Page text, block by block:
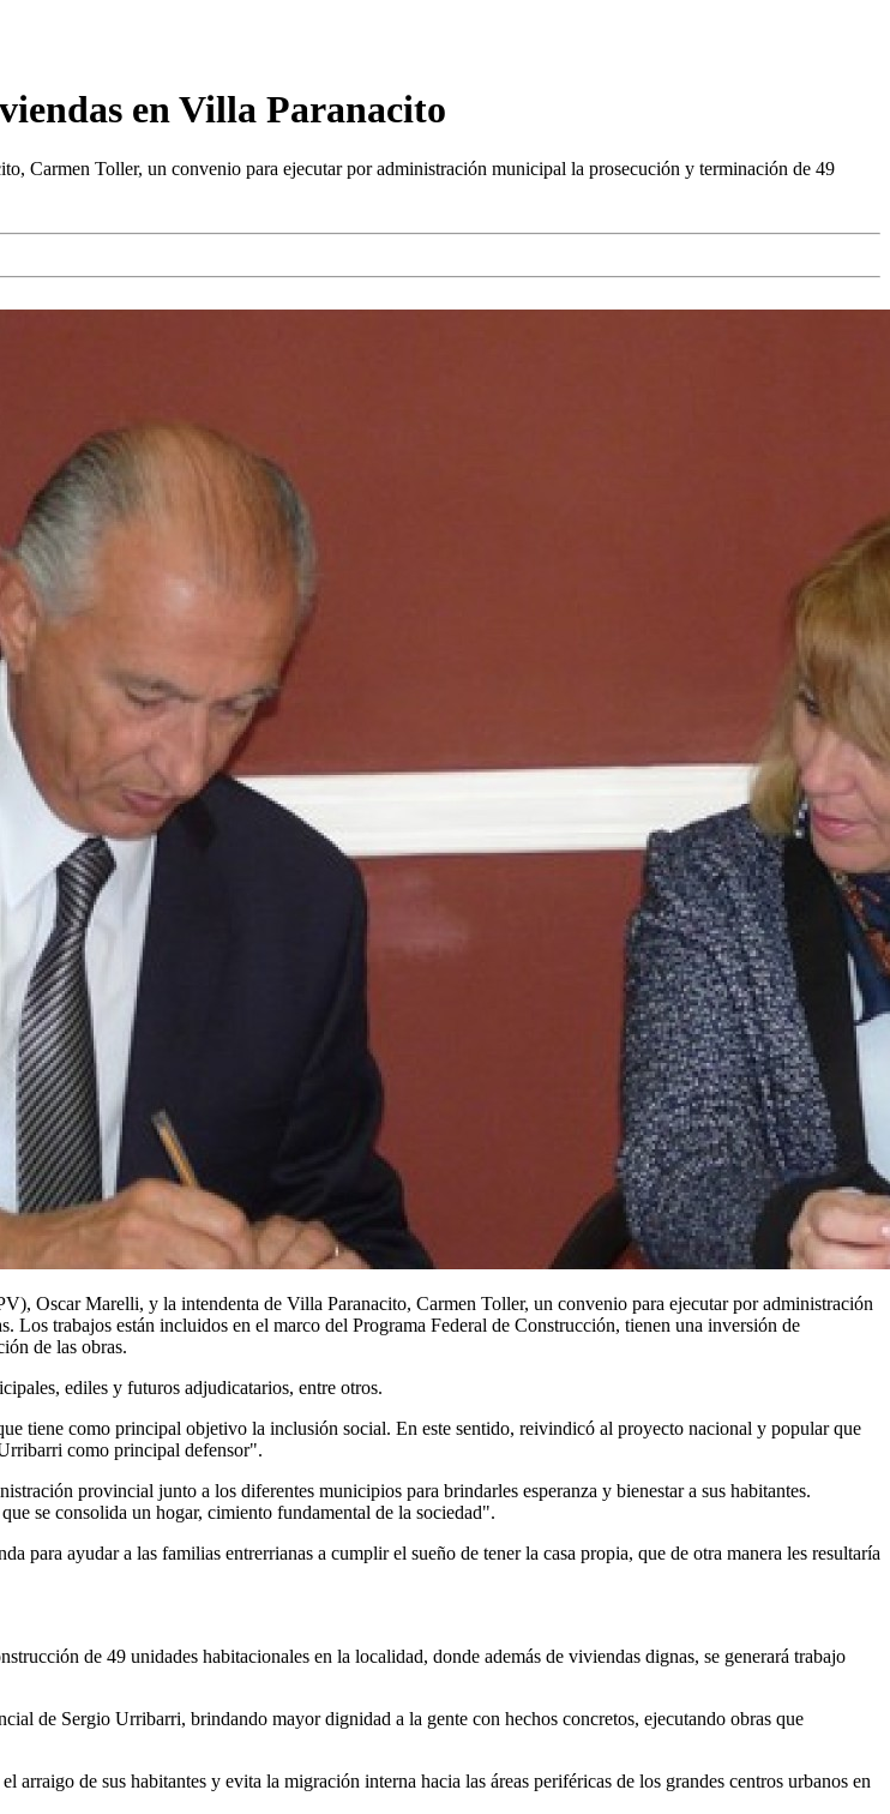
en Villa Paranacito
Carmen Toller, un convenio para ejecutar por administración municipal la prosecución y terminación de 49
Oscar Marelli, y la intendenta de Villa Paranacito, Carmen Toller, un convenio para ejecutar por administración
trabajos están incluidos en el marco del Programa Federal de Construcción, tienen una inversión de
de las obras.
ediles y futuros adjudicatarios, entre otros.
tiene como principal objetivo la inclusión social. En este sentido, reivindicó al proyecto nacional y popular que
como principal defensor".
provincial junto a los diferentes municipios para brindarles esperanza y bienestar a sus habitantes.
se consolida un hogar, cimiento fundamental de la sociedad".
para ayudar a las familias entrerrianas a cumplir el sueño de tener la casa propia, que de otra manera les resultaría
de 49 unidades habitacionales en la localidad, donde además de viviendas dignas, se generará trabajo
de Sergio Urribarri, brindando mayor dignidad a la gente con hechos concretos, ejecutando obras que
de sus habitantes y evita la migración interna hacia las áreas periféricas de los grandes centros urbanos en